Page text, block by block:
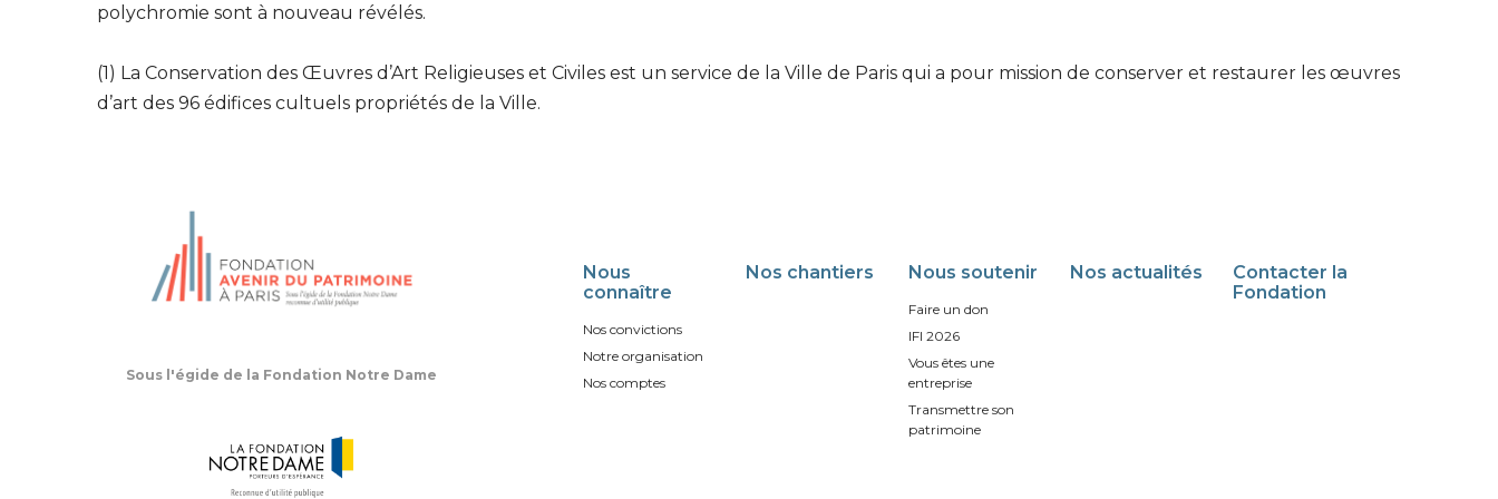
polychromie sont à nouveau révélés.
(1) La Conservation des Œuvres d’Art Religieuses et Civiles est un service de la Ville de Paris qui a pour mission de conserver et restaurer les œuvres
d’art des 96 édifices cultuels propriétés de la Ville.
Sous l'égide de la Fondation Notre Dame
Nous
connaître
Nos convictions
Notre organisation
Nos comptes
Nos chantiers Nous soutenir
Faire un don
IFI 2026
Vous êtes une
entreprise
Transmettre son
patrimoine
Nos actualités
Contacter la
Fondation